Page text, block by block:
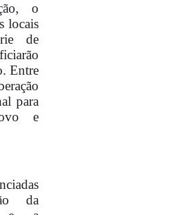
o
locais
de
Entre
para
e
da